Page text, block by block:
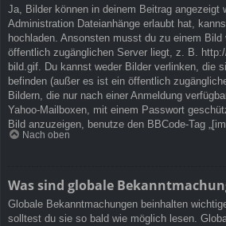
Ja, Bilder können in deinem Beitrag angezeigt
Administration Dateianhänge erlaubt hat,
hochladen. Ansonsten musst du zu einem
öffentlich zugänglichen Server liegt, z. B.
bild.gif. Du kannst weder Bilder verlinken, die
befinden (außer es ist ein öffentlich
Bildern, die nur nach einer Anmeldung
Yahoo-Mailboxen, mit einem Passwort
Bild anzuzeigen, benutze den BBCode-Tag
Nach oben
Was sind globale
Globale Bekanntmachungen beinhalten
solltest du sie so bald wie möglich lesen.